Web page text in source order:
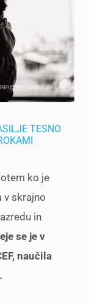
Mirindi Johnson
TESNO
ko je
v skrajno
in
se je v
naučila